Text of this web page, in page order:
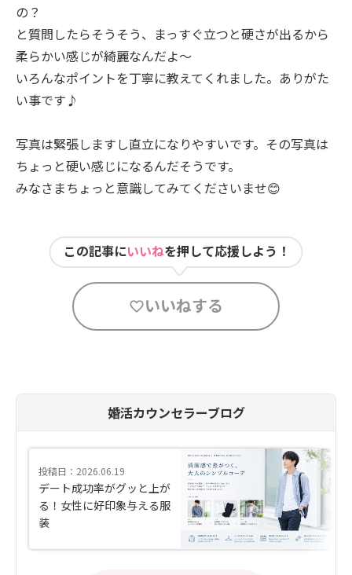
の？
と質問したらそうそう、まっすぐ立つと硬さが出るから
柔らかい感じが綺麗なんだよ〜
いろんなポイントを丁寧に教えてくれました。ありがた
い事です♪
写真は緊張しますし直立になりやすいです。その写真は
ちょっと硬い感じになるんだそうです。
みなさまちょっと意識してみてくださいませ😊
この記事にいいねを押して応援しよう！
いいねする
婚活カウンセラーブログ
投稿日：2026.06.19
デート成功率がグッと上が
る！女性に好印象与える服
装